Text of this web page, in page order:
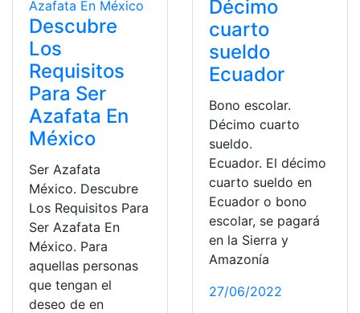
Descubre
Los
Requisitos
Para Ser
Azafata En
México
Ser Azafata
México. Descubre
Los Requisitos Para
Ser Azafata En
México. Para
aquellas personas
que tengan el
deseo de en
Décimo
cuarto
sueldo
Ecuador
Bono escolar.
Décimo cuarto
sueldo.
Ecuador. El décimo
cuarto sueldo en
Ecuador o bono
escolar, se pagará
en la Sierra y
Amazonía
27/06/2022